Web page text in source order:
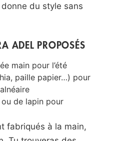
donne du style sans
ADEL PROPOSÉS
main pour l’été
paille papier…) pour
de lapin pour
fabriqués à la main,